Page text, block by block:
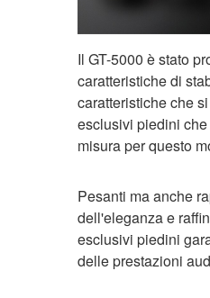
Il GT-5000 è stato
caratteristiche di
caratteristiche che
esclusivi piedini
misura per questo
Pesanti ma anche
dell'eleganza e
esclusivi piedini
delle prestazioni